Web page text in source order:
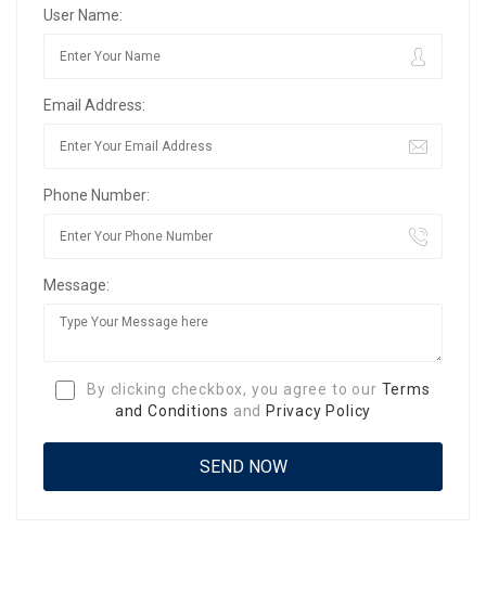
User Name:
Email Address:
Phone Number:
Message:
By clicking checkbox, you agree to our Terms
and Conditions and Privacy Policy